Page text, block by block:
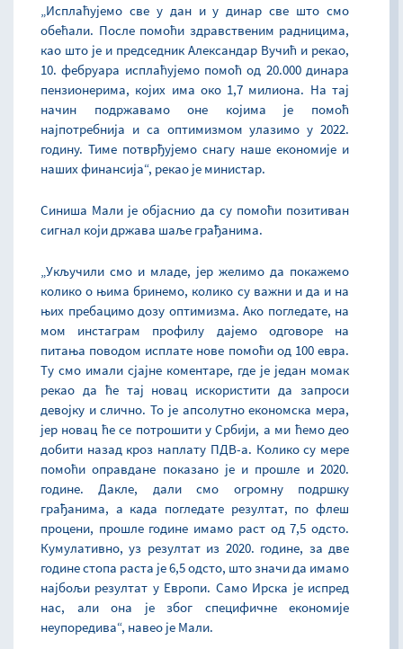
„Исплаћујемо све у дан и у динар све што смо
обећали. После помоћи здравственим радницима,
као што је и председник Александар Вучић и рекао,
10. фебруара исплаћујемо помоћ од 20.000 динара
пензионерима, којих има око 1,7 милиона. На тај
начин подржавамо оне којима је помоћ
најпотребнија и са оптимизмом улазимо у 2022.
годину. Тиме потврђујемо снагу наше економије и
наших финансија“, рекао је министар.
Синиша Мали је објаснио да су помоћи позитиван
сигнал који држава шаље грађанима.
„Укључили смо и младе, јер желимо да покажемо
колико о њима бринемо, колико су важни и да и на
њих пребацимо дозу оптимизма. Ако погледате, на
мом инстаграм профилу дајемо одговоре на
питања поводом исплате нове помоћи од 100 евра.
Ту смо имали сјајне коментаре, где је један момак
рекао да ће тај новац искористити да запроси
девојку и слично. То је апсолутно економска мера,
јер новац ће се потрошити у Србији, а ми ћемо део
добити назад кроз наплату ПДВ-а. Колико су мере
помоћи оправдане показано је и прошле и 2020.
године. Дакле, дали смо огромну подршку
грађанима, а када погледате резултат, по флеш
процени, прошле године имамо раст од 7,5 одсто.
Кумулативно, уз резултат из 2020. године, за две
године стопа раста је 6,5 одсто, што значи да имамо
најбољи резултат у Европи. Само Ирска је испред
нас, али она је због специфичне економије
неупоредива“, навео је Мали.